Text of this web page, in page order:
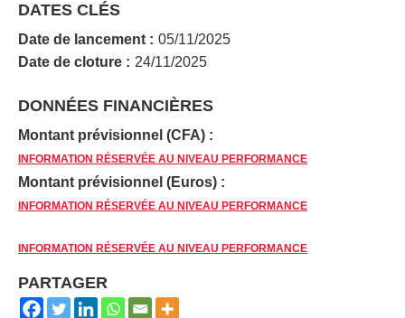
DATES CLÉS
Date de lancement : 05/11/2025
Date de cloture : 24/11/2025
DONNÉES FINANCIÈRES
Montant prévisionnel (CFA) :
INFORMATION RÉSERVÉE AU NIVEAU PERFORMANCE
Montant prévisionnel (Euros) :
INFORMATION RÉSERVÉE AU NIVEAU PERFORMANCE
INFORMATION RÉSERVÉE AU NIVEAU PERFORMANCE
PARTAGER